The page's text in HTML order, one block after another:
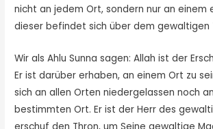
nicht an jedem Ort, sondern nur an einem
dieser befindet sich über dem gewaltigen
Wir als Ahlu Sunna sagen: Allah ist der
Er ist darüber erhaben, an einem Ort zu
sich an allen Orten niedergelassen noch
bestimmten Ort. Er ist der Herr des
erschuf den Thron, um Seine gewaltige